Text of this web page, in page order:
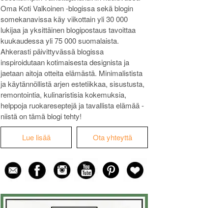
Oma Koti Valkoinen -blogissa sekä blogin
somekanavissa käy viikottain yli 30 000
lukijaa ja yksittäinen blogipostaus tavoittaa
kuukaudessa yli 75 000 suomalaista.
Ahkerasti päivittyvässä blogissa
inspiroidutaan kotimaisesta designista ja
jaetaan aitoja otteita elämästä. Minimalistista
ja käytännöllistä arjen estetiikkaa, sisustusta,
remontointia, kulinaristisia kokemuksia,
helppoja ruokareseptejä ja tavallista elämää -
niistä on tämä blogi tehty!
Lue lisää Ota yhteyttä